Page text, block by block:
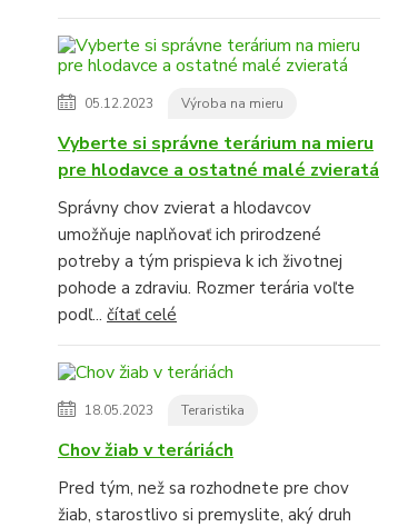
05.12.2023 Výroba na mieru
Vyberte si správne terárium na mieru
pre hlodavce a ostatné malé zvieratá
Správny chov zvierat a hlodavcov
umožňuje naplňovať ich prirodzené
potreby a tým prispieva k ich životnej
pohode a zdraviu. Rozmer terária voľte
podľ... čítať celé
18.05.2023 Teraristika
Chov žiab v teráriách
Pred tým, než sa rozhodnete pre chov
žiab, starostlivo si premyslite, aký druh